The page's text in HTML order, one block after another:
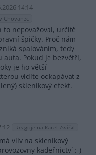
14:14
Chovanec
to nepovažoval, určitě
špičky. Proč nám
spalováním, tedy
auta. Pokud je bezvětří,
je ho větší
vidíte odkapávat z
skleníkový efekt.
Reaguje na Karel Zvářal
vliv na skleníkový
kadeřnictví :-)